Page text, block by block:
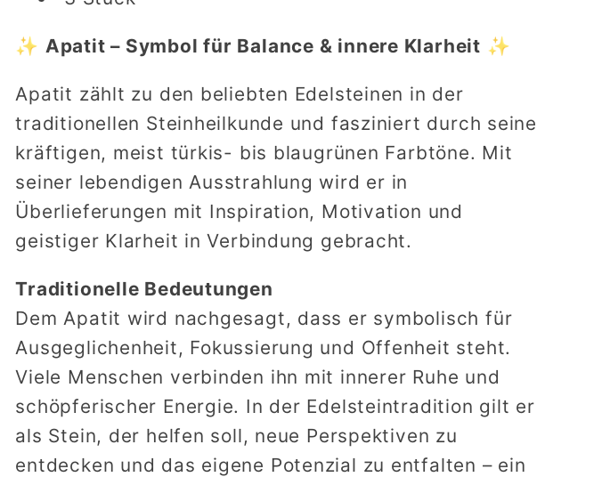
✨ Apatit – Symbol für Balance & innere Klarheit ✨
Apatit zählt zu den beliebten Edelsteinen in der
traditionellen Steinheilkunde und fasziniert durch seine
kräftigen, meist türkis- bis blaugrünen Farbtöne. Mit
seiner lebendigen Ausstrahlung wird er in
Überlieferungen mit Inspiration, Motivation und
geistiger Klarheit in Verbindung gebracht.
Traditionelle Bedeutungen
Dem Apatit wird nachgesagt, dass er symbolisch für
Ausgeglichenheit, Fokussierung und Offenheit steht.
Viele Menschen verbinden ihn mit innerer Ruhe und
schöpferischer Energie. In der Edelsteintradition gilt er
als Stein, der helfen soll, neue Perspektiven zu
entdecken und das eigene Potenzial zu entfalten – ein